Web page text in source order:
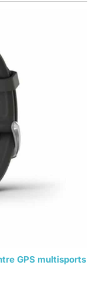
GPS multisports